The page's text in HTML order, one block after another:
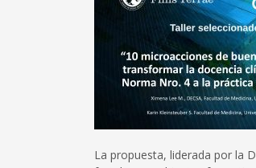
La propuesta, liderada por la